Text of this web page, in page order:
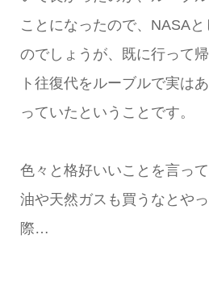
ことになったので、NASA
のでしょうが、既に行って
ト往復代をルーブルで実は
っていたということです。
色々と格好いいことを言っ
油や天然ガスも買うなとや
際…